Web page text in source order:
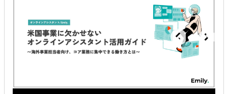
解決できる課題
有効なプロモーション方法を探している